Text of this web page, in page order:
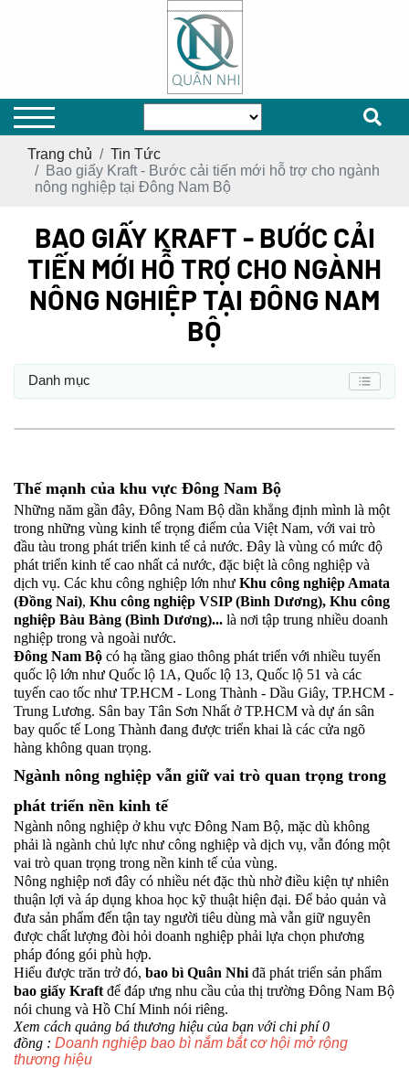
Trang chủ
Tin Tức
Bao giấy Kraft - Bước cải tiến mới hỗ trợ cho ngành
nông nghiệp tại Đông Nam Bộ
BAO GIẤY KRAFT - BƯỚC CẢI
TIẾN MỚI HỖ TRỢ CHO NGÀNH
NÔNG NGHIỆP TẠI ĐÔNG NAM
BỘ
Danh mục
Thế mạnh của khu vực Đông Nam Bộ
Những năm gần đây, Đông Nam Bộ dần khẳng định mình là một
trong những vùng kinh tế trọng điểm của Việt Nam, với vai trò
đầu tàu trong phát triển kinh tế cả nước. Đây là vùng có mức độ
phát triển kinh tế cao nhất cả nước, đặc biệt là công nghiệp và
dịch vụ. Các khu công nghiệp lớn như Khu công nghiệp Amata
(Đồng Nai), Khu công nghiệp VSIP (Bình Dương), Khu công
nghiệp Bàu Bàng (Bình Dương)... là nơi tập trung nhiều doanh
nghiệp trong và ngoài nước.
Đông Nam Bộ có hạ tầng giao thông phát triển với nhiều tuyến
quốc lộ lớn như Quốc lộ 1A, Quốc lộ 13, Quốc lộ 51 và các
tuyến cao tốc như TP.HCM - Long Thành - Dầu Giây, TP.HCM -
Trung Lương. Sân bay Tân Sơn Nhất ở TP.HCM và dự án sân
bay quốc tế Long Thành đang được triển khai là các cửa ngõ
hàng không quan trọng.
Ngành nông nghiệp vẫn giữ vai trò quan trọng trong
phát triển nền kinh tế
Ngành nông nghiệp ở khu vực Đông Nam Bộ, mặc dù không
phải là ngành chủ lực như công nghiệp và dịch vụ, vẫn đóng một
vai trò quan trọng trong nền kinh tế của vùng.
Nông nghiệp nơi đây có nhiều nét đặc thù nhờ điều kiện tự nhiên
thuận lợi và áp dụng khoa học kỹ thuật hiện đại. Để bảo quản và
đưa sản phẩm đến tận tay người tiêu dùng mà vẫn giữ nguyên
được chất lượng đòi hỏi doanh nghiệp phải lựa chọn phương
pháp đóng gói phù hợp.
Hiểu được trăn trở đó, bao bì Quân Nhi đã phát triển sản phẩm
bao giấy Kraft để đáp ưng nhu cầu của thị trường Đông Nam Bộ
nói chung và Hồ Chí Minh nói riêng.
Xem cách quảng bá thương hiệu của bạn với chi phí 0
đồng : Doanh nghiệp bao bì nắm bắt cơ hội mở rộng
thương hiệu